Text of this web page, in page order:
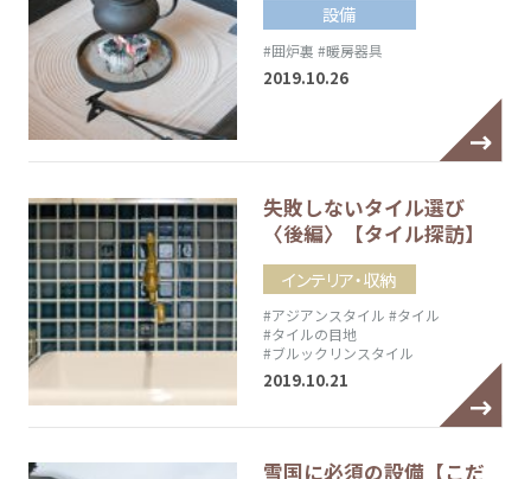
設備
#囲炉裏 #暖房器具
2019.10.26
失敗しないタイル選び
〈後編〉【タイル探訪】
インテリア・収納
#アジアンスタイル #タイル
#タイルの目地
#ブルックリンスタイル
2019.10.21
雪国に必須の設備【こだ